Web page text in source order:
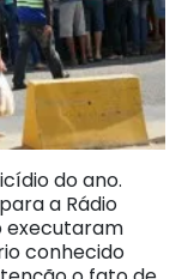
do ano.
a Rádio
executaram
conhecido